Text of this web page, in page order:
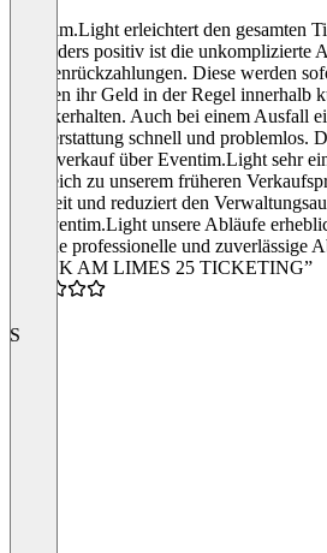
Eventim.Light erleichtert den gesamten
Besonders positiv ist die unkomplizierte
Kundenrückzahlungen. Diese werden
Kunden ihr Geld in der Regel innerhalb
zurückerhalten. Auch bei einem Ausfall
Rückerstattung schnell und problemlos.
Ticketverkauf über Eventim.Light sehr
Vergleich zu unserem früheren
viel Zeit und reduziert den
hat Eventim.Light unsere Abläufe
für eine professionelle und zuverlässige
“ROCK AM LIMES 25 TICKETING”
S